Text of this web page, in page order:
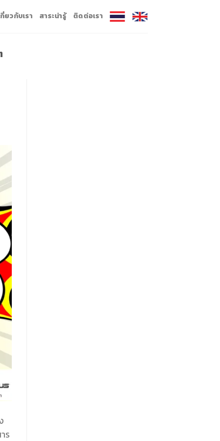
ยวกับเรา สาระน่ารู้ ติดต่อเรา
ร